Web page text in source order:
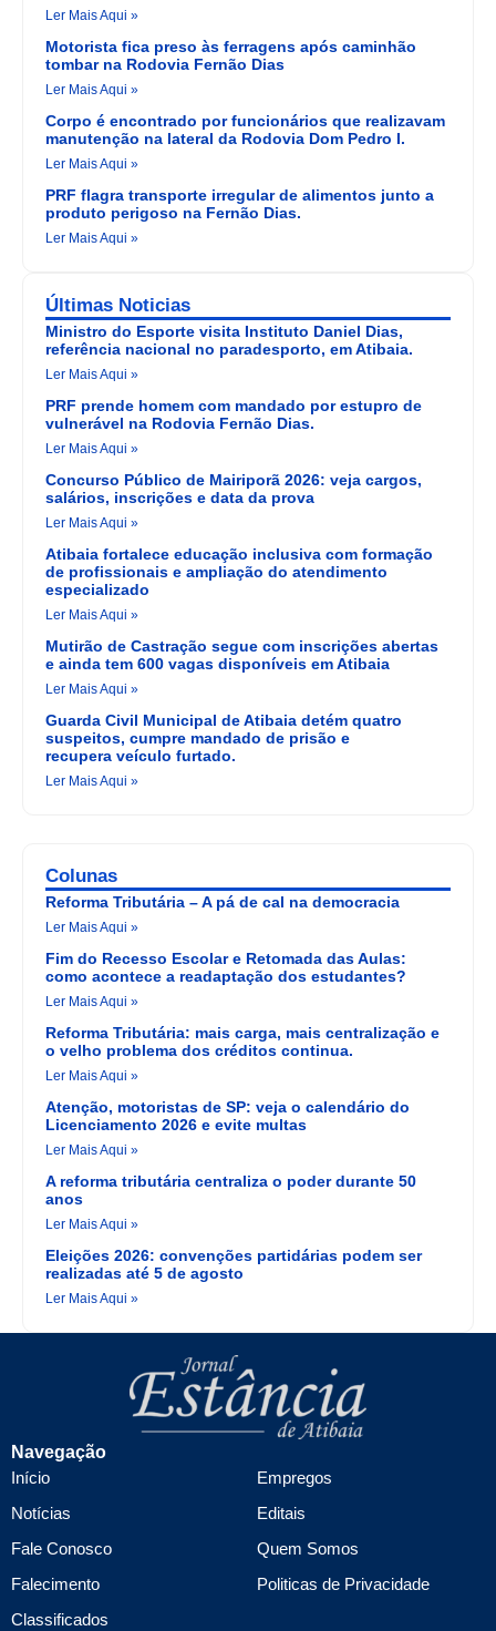
Ler Mais Aqui »
Motorista fica preso às ferragens após caminhão
tombar na Rodovia Fernão Dias
Ler Mais Aqui »
Corpo é encontrado por funcionários que realizavam
manutenção na lateral da Rodovia Dom Pedro I.
Ler Mais Aqui »
PRF flagra transporte irregular de alimentos junto a
produto perigoso na Fernão Dias.
Ler Mais Aqui »
Últimas Noticias
Ministro do Esporte visita Instituto Daniel Dias,
referência nacional no paradesporto, em Atibaia.
Ler Mais Aqui »
PRF prende homem com mandado por estupro de
vulnerável na Rodovia Fernão Dias.
Ler Mais Aqui »
Concurso Público de Mairiporã 2026: veja cargos,
salários, inscrições e data da prova
Ler Mais Aqui »
Atibaia fortalece educação inclusiva com formação
de profissionais e ampliação do atendimento
especializado
Ler Mais Aqui »
Mutirão de Castração segue com inscrições abertas
e ainda tem 600 vagas disponíveis em Atibaia
Ler Mais Aqui »
Guarda Civil Municipal de Atibaia detém quatro
suspeitos, cumpre mandado de prisão e
recupera veículo furtado.
Ler Mais Aqui »
Colunas
Reforma Tributária – A pá de cal na democracia
Ler Mais Aqui »
Fim do Recesso Escolar e Retomada das Aulas:
como acontece a readaptação dos estudantes?
Ler Mais Aqui »
Reforma Tributária: mais carga, mais centralização e
o velho problema dos créditos continua.
Ler Mais Aqui »
Atenção, motoristas de SP: veja o calendário do
Licenciamento 2026 e evite multas
Ler Mais Aqui »
A reforma tributária centraliza o poder durante 50
anos
Ler Mais Aqui »
Eleições 2026: convenções partidárias podem ser
realizadas até 5 de agosto
Ler Mais Aqui »
Navegação
Início
Notícias
Fale Conosco
Falecimento
Classificados
Empregos
Editais
Quem Somos
Politicas de Privacidade